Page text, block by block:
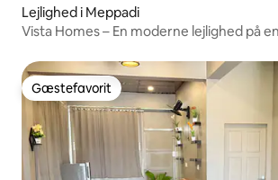
Lejlighed i Meppadi
Vista Homes – En moderne lejlighed på
Gæstefavorit
Gæstefavorit